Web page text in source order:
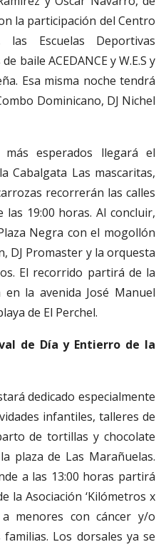
la participación del Centro
las Escuelas Deportivas
baile ACEDANCE y W.E.S y
Esa misma noche tendrá
Dominicano, DJ Nichel
esperados llegará el
Cabalgata Las mascaritas,
recorrerán las calles
19:00 horas. Al concluir,
Negra con el mogollón
DJ Promaster y la orquesta
El recorrido partirá de la
la avenida José Manuel
de El Perchel.
de Día y Entierro de la
dedicado especialmente
infantiles, talleres de
de tortillas y chocolate
plaza de Las Marañuelas.
a las 13:00 horas partirá
la Asociación ‘Kilómetros x
menores con cáncer y/o
Los dorsales ya se